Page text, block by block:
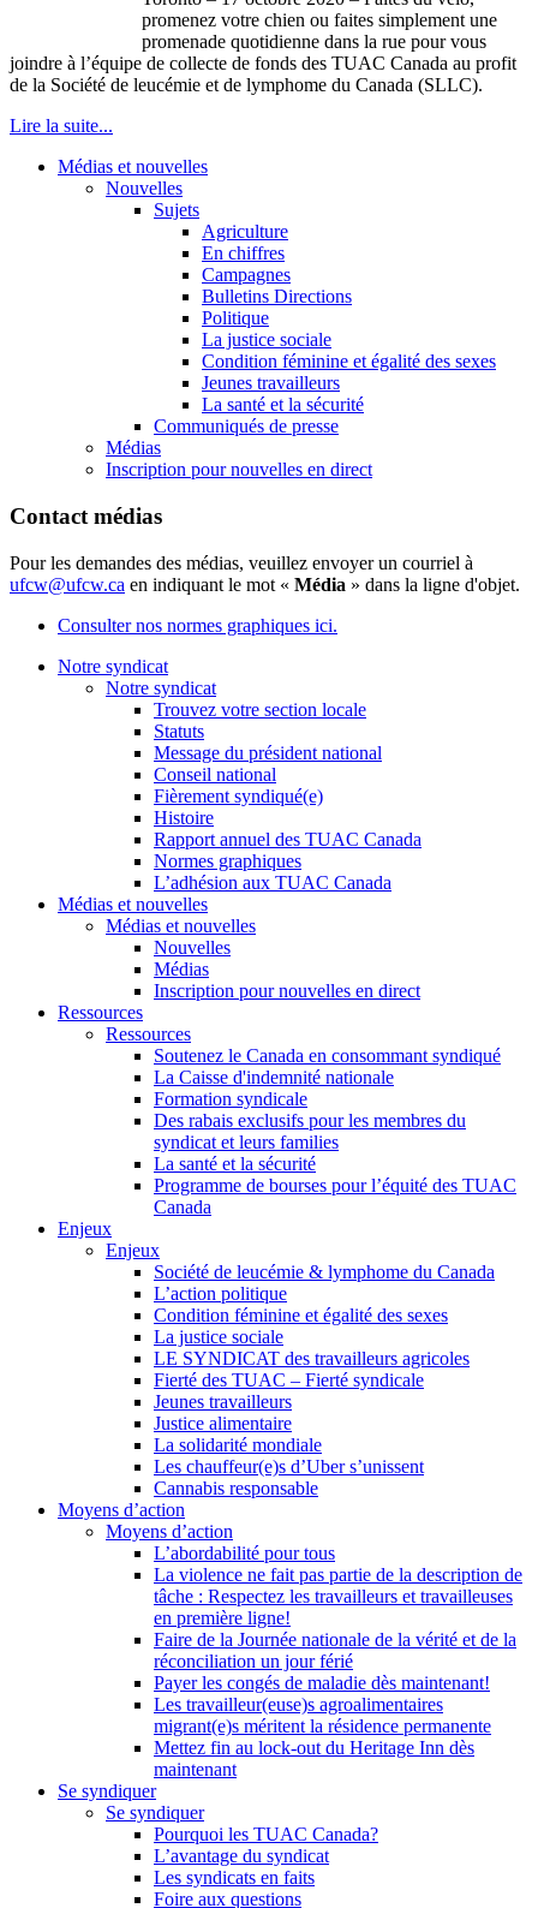
promenez votre chien ou faites simplement une
promenade quotidienne dans la rue pour vous
joindre à l’équipe de collecte de fonds des TUAC Canada au profit
de la Société de leucémie et de lymphome du Canada (SLLC).
Lire la suite...
Médias et nouvelles
Nouvelles
Sujets
Agriculture
En chiffres
Campagnes
Bulletins Directions
Politique
La justice sociale
Condition féminine et égalité des sexes
Jeunes travailleurs
La santé et la sécurité
Communiqués de presse
Médias
Inscription pour nouvelles en direct
Contact médias
Pour les demandes des médias, veuillez envoyer un courriel à
ufcw@ufcw.ca en indiquant le mot « Média » dans la ligne d'objet.
Consulter nos normes graphiques ici.
Notre syndicat
Notre syndicat
Trouvez votre section locale
Statuts
Message du président national
Conseil national
Fièrement syndiqué(e)
Histoire
Rapport annuel des TUAC Canada
Normes graphiques
L’adhésion aux TUAC Canada
Médias et nouvelles
Médias et nouvelles
Nouvelles
Médias
Inscription pour nouvelles en direct
Ressources
Ressources
Soutenez le Canada en consommant syndiqué
La Caisse d'indemnité nationale
Formation syndicale
Des rabais exclusifs pour les membres du
syndicat et leurs families
La santé et la sécurité
Programme de bourses pour l’équité des TUAC
Canada
Enjeux
Enjeux
Société de leucémie & lymphome du Canada
L’action politique
Condition féminine et égalité des sexes
La justice sociale
LE SYNDICAT des travailleurs agricoles
Fierté des TUAC – Fierté syndicale
Jeunes travailleurs
Justice alimentaire
La solidarité mondiale
Les chauffeur(e)s d’Uber s’unissent
Cannabis responsable
Moyens d’action
Moyens d’action
L’abordabilité pour tous
La violence ne fait pas partie de la description de
tâche : Respectez les travailleurs et travailleuses
en première ligne!
Faire de la Journée nationale de la vérité et de la
réconciliation un jour férié
Payer les congés de maladie dès maintenant!
Les travailleur(euse)s agroalimentaires
migrant(e)s méritent la résidence permanente
Mettez fin au lock-out du Heritage Inn dès
maintenant
Se syndiquer
Se syndiquer
Pourquoi les TUAC Canada?
L’avantage du syndicat
Les syndicats en faits
Foire aux questions